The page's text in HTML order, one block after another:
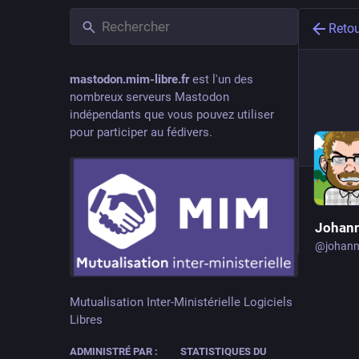
mastodon.mim-libre.frest l'un des
nombreux serveurs Mastodon
indépendants que vous pouvez utiliser
pour participer au fédivers.
Mutualisation Inter-Ministérielle Logiciels
Libres
ADMINISTRÉ PAR : STATISTIQUES DU
@